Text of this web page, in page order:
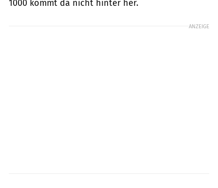
1000 kommt da nicht hinter her.
ANZEIGE